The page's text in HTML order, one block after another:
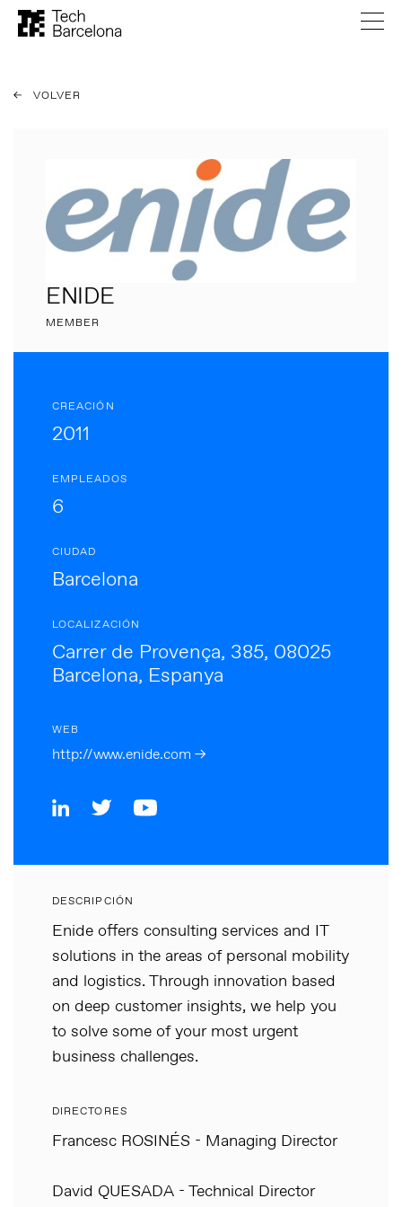
VOLVER
ENIDE
MEMBER
CREACIÓN
2011
EMPLEADOS
6
CIUDAD
Barcelona
LOCALIZACIÓN
Carrer de Provença, 385, 08025
Barcelona, Espanya
WEB
http://www.enide.com →
DESCRIPCIÓN
Enide offers consulting services and IT
solutions in the areas of personal mobility
and logistics. Through innovation based
on deep customer insights, we help you
to solve some of your most urgent
business challenges.
DIRECTORES
Francesc ROSINÉS - Managing Director
David QUESADA - Technical Director